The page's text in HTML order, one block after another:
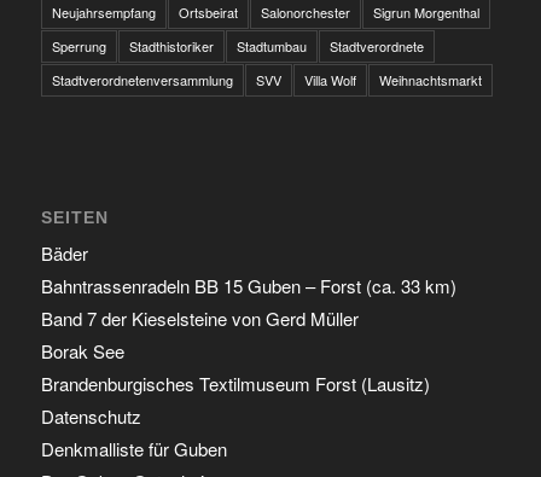
Neujahrsempfang
Ortsbeirat Salonorchester
Sigrun Morgenthal
Sperrung
Stadthistoriker Stadtumbau
Stadtverordnete
Stadtverordnetenversammlung
SVV Villa Wolf Weihnachtsmarkt
SEITEN
Bäder
Bahntrassenradeln BB 15 Guben – Forst (ca. 33 km)
Band 7 der Kieselsteine von Gerd Müller
Borak See
Brandenburgisches Textilmuseum Forst (Lausitz)
Datenschutz
Denkmalliste für Guben